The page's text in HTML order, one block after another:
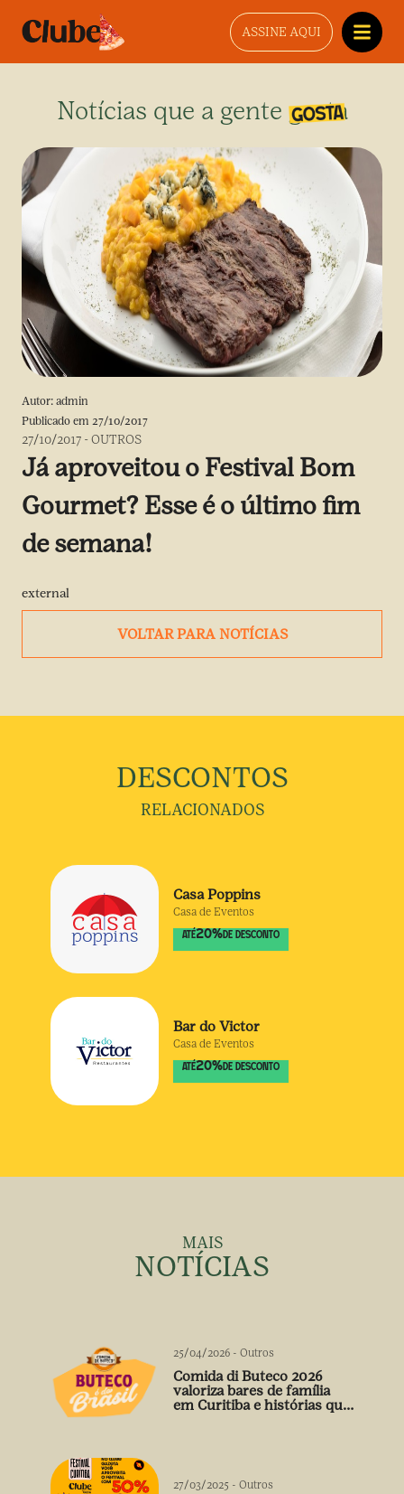
ASSINE AQUI
Notícias que a gente gosta
Autor: admin
Publicado em 27/10/2017
27/10/2017 -OUTROS
Já aproveitou o Festival Bom
Gourmet? Esse é o último fim
de semana!
external
VOLTAR PARA NOTÍCIAS
DESCONTOS
RELACIONADOS
Casa Poppins
Casa de Eventos
ATÉ20% DE DESCONTO
Bar do Victor
Casa de Eventos
ATÉ20% DE DESCONTO
MAIS
NOTÍCIAS
25/04/2026 - Outros
Comida di Buteco 2026
valoriza bares de família
em Curitiba e histórias que
27/03/2025 - Outros